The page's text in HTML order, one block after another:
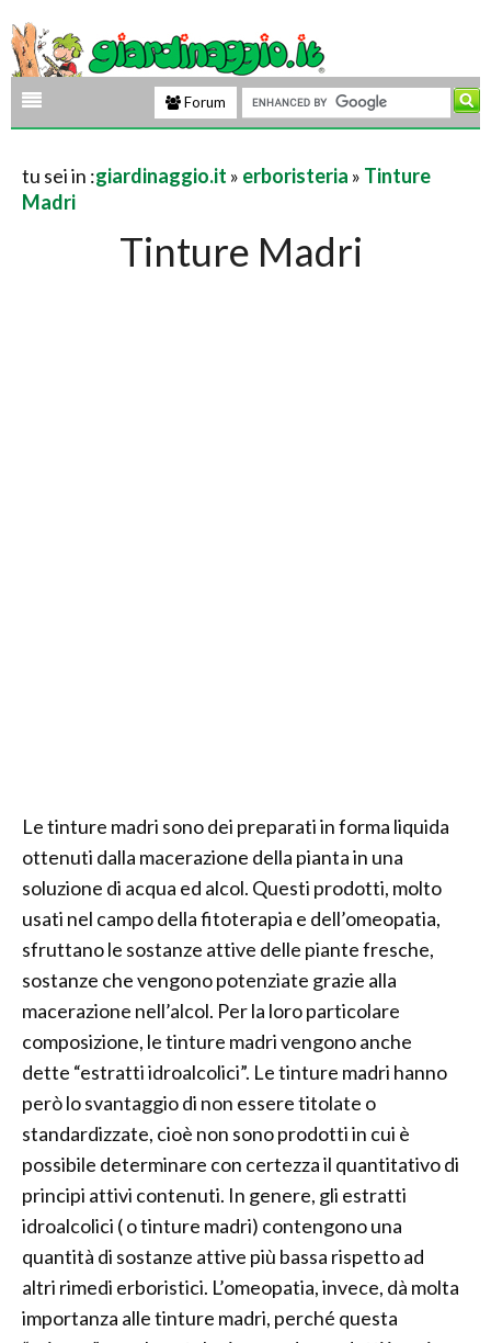
Forum
tu sei in :giardinaggio.it » erboristeria » Tinture
Madri
Tinture Madri
Le tinture madri sono dei preparati in forma liquida
ottenuti dalla macerazione della pianta in una
soluzione di acqua ed alcol. Questi prodotti, molto
usati nel campo della fitoterapia e dell’omeopatia,
sfruttano le sostanze attive delle piante fresche,
sostanze che vengono potenziate grazie alla
macerazione nell’alcol. Per la loro particolare
composizione, le tinture madri vengono anche
dette “estratti idroalcolici”. Le tinture madri hanno
però lo svantaggio di non essere titolate o
standardizzate, cioè non sono prodotti in cui è
possibile determinare con certezza il quantitativo di
principi attivi contenuti. In genere, gli estratti
idroalcolici ( o tinture madri) contengono una
quantità di sostanze attive più bassa rispetto ad
altri rimedi erboristici. L’omeopatia, invece, dà molta
importanza alle tinture madri, perché questa